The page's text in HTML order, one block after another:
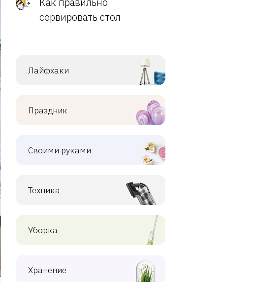
сервировать стол
Лайфхаки
Праздник
Своими руками
Техника
Уборка
Хранение